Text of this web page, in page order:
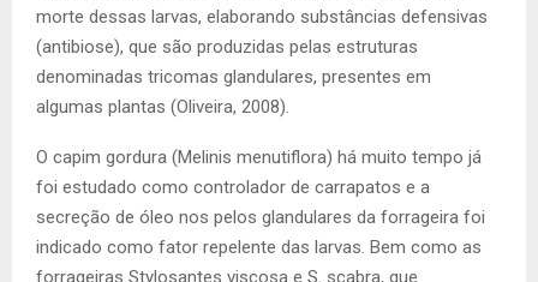
morte dessas larvas, elaborando substâncias defensivas
(antibiose), que são produzidas pelas estruturas
denominadas tricomas glandulares, presentes em
algumas plantas (Oliveira, 2008).
O capim gordura (Melinis menutiflora) há muito tempo já
foi estudado como controlador de carrapatos e a
secreção de óleo nos pelos glandulares da forrageira foi
indicado como fator repelente das larvas. Bem como as
forrageiras Stylosantes viscosa e S. scabra, que